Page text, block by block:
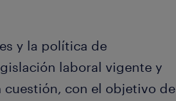
y la política de
laboral vigente y
cuestión, con el objetivo de